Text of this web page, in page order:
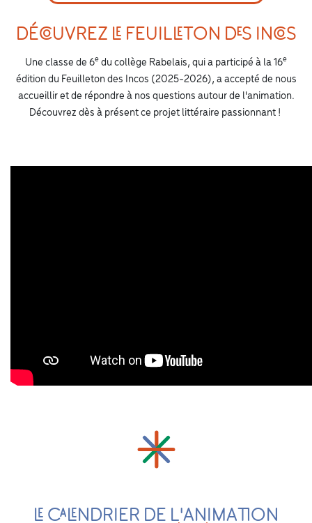
DÉCOUVREZ LE FEUILLETON DES INCOS
Une classe de 6e du collège Rabelais, qui a participé à la 16e
édition du Feuilleton des Incos (2025-2026), a accepté de nous
accueillir et de répondre à nos questions autour de l'animation.
Découvrez dès à présent ce projet littéraire passionnant !
LE CALENDRIER DE L'ANIMATION